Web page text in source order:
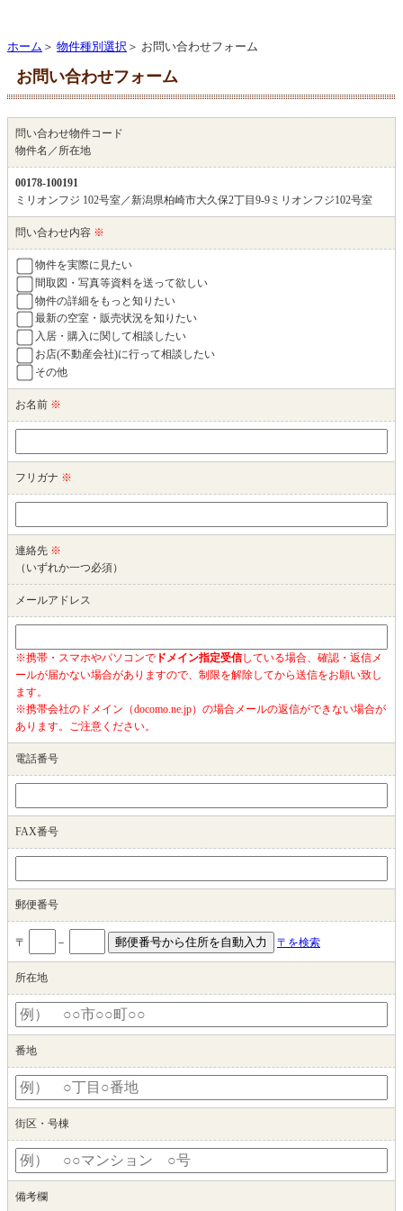
ホーム ＞ 物件種別選択 ＞ お問い合わせフォーム
お問い合わせフォーム
問い合わせ物件コード
物件名／所在地
00178-100191
ミリオンフジ 102号室／新潟県柏崎市大久保2丁目9-9ミリオンフジ102号室
問い合わせ内容 ※
物件を実際に見たい
間取図・写真等資料を送って欲しい
物件の詳細をもっと知りたい
最新の空室・販売状況を知りたい
入居・購入に関して相談したい
お店(不動産会社)に行って相談したい
その他
お名前 ※
フリガナ ※
連絡先 ※
（いずれか一つ必須）
メールアドレス
※携帯・スマホやパソコンで ドメイン指定受信している場合、確認・返信メ
ールが届かない場合がありますので、制限を解除してから送信をお願い致し
ます。
※携帯会社のドメイン（docomo.ne.jp）の場合メールの返信ができない場合が
あります。ご注意ください。
電話番号
FAX番号
郵便番号
〒 － 〒を検索
所在地
番地
街区・号棟
備考欄